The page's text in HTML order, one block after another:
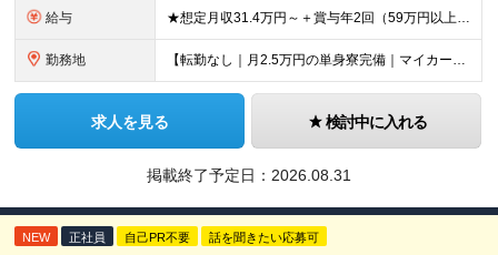
給与 ★想定月収31.4万円～＋賞与年2回（59万円以上） ★入社お祝い金15万円支給 ★水道+光熱費無料の家賃がリーズナブルな社員寮(単身寮)あり！ 月給24万5000円以上(基本給21万1000円＋業
勤務地 【転勤なし｜月2.5万円の単身寮完備｜マイカー・バイク通勤OK】 成田空港または空港関連施設での勤務となります。 お住まいや希望を考慮し、千葉市美浜区・四街道市への配属となる場合もあります。 【本社
求人を見る 検討中に入れる
掲載終了予定日： 2026.08.31
NEW 正社員 自己PR不要 話を聞きたい応募可